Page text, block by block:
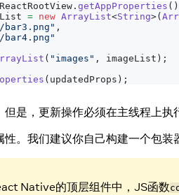
. getAppProperties ( )
= new ArrayList<String>(
,
( "images" , imageList ) ;
( updatedProps ) ;
但是，更新操作必须在主线程上
性。我们建议你自己构建一个包装
Native的顶层组件中，JS函数